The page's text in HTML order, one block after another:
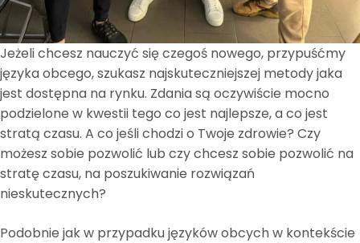
Jeżeli chcesz nauczyć się czegoś nowego, przypuśćmy
języka obcego, szukasz najskuteczniejszej metody jaka
jest dostępna na rynku. Zdania są oczywiście mocno
podzielone w kwestii tego co jest najlepsze, a co jest
stratą czasu. A co jeśli chodzi o Twoje zdrowie? Czy
możesz sobie pozwolić lub czy chcesz sobie pozwolić na
stratę czasu, na poszukiwanie rozwiązań
nieskutecznych?
Podobnie jak w przypadku języków obcych w kontekście